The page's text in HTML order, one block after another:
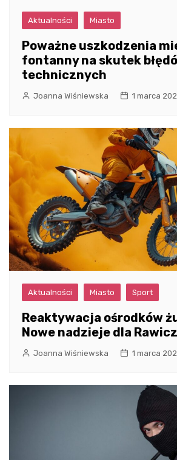
Aktualności Miasto
Poważne uszkodzenia
fontanny na skutek
technicznych
Joanna Wiśniewska 1 marca
Aktualności Miasto Sport
Reaktywacja ośrodków
Nowe nadzieje dla
Joanna Wiśniewska 1 marca